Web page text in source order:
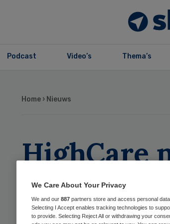
Podcast Video’s Thema’s
Home › Nieuws
HighCare
over
We Care About Your Privacy
We and our 887 partners store and access personal
Selecting I Accept enables tracking technologies to
to provide. Selecting Reject All or withdrawing your